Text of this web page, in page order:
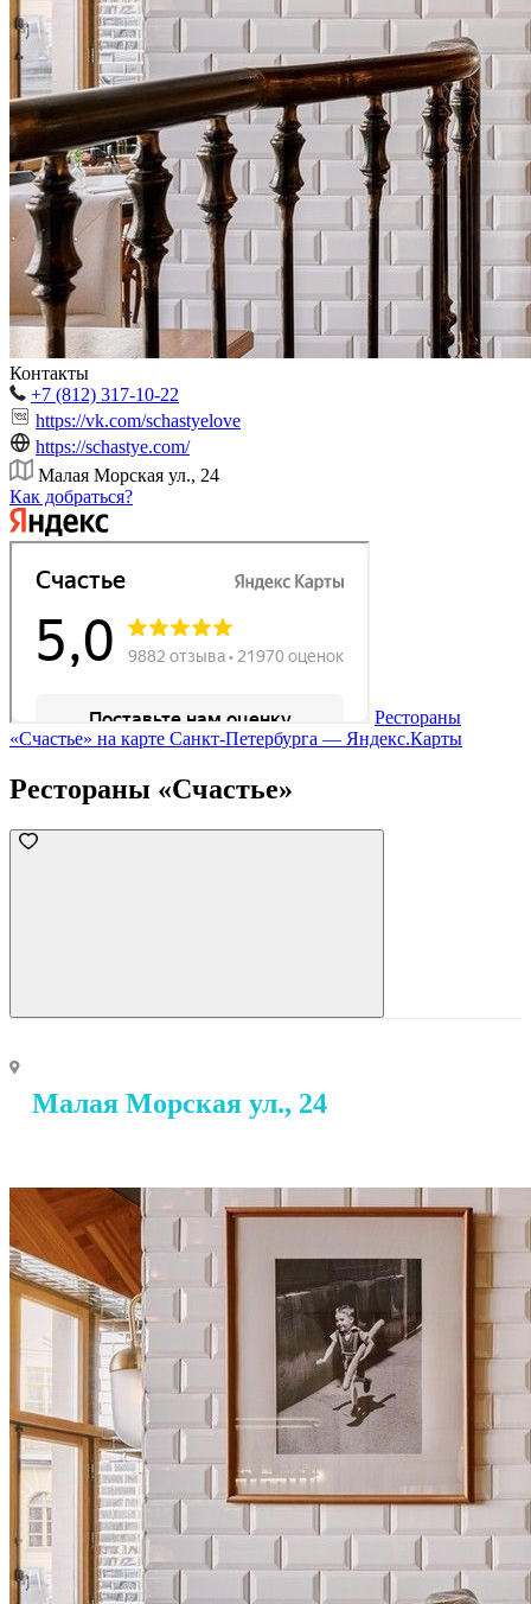
Контакты
+7 (812) 317-10-22
https://vk.com/schastyelove
https://schastye.com/
Малая Морская ул., 24
Как добраться?
Рестораны
«Счастье» на карте Санкт‑Петербурга — Яндекс.Карты
Рестораны «Счастье»
Малая Морская ул., 24